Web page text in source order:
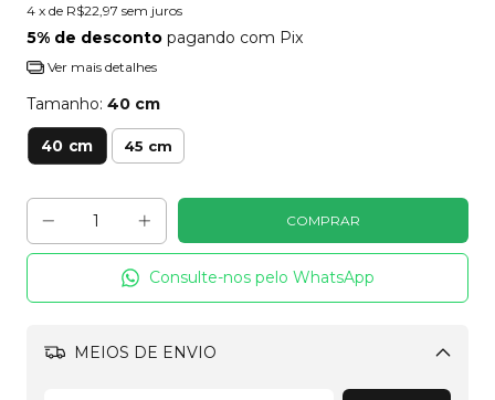
4 x de R$22,97 sem juros
5% de desconto pagando com Pix
Ver mais detalhes
Tamanho: 40 cm
40 cm 45 cm
Consulte-nos pelo WhatsApp
MEIOS DE ENVIO
Alterar CEP